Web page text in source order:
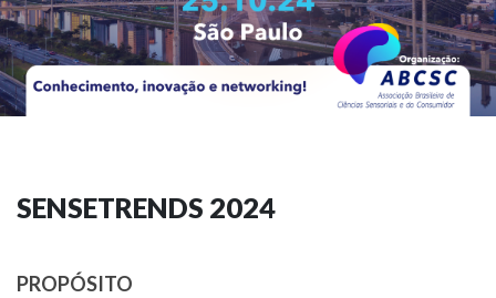
SENSETRENDS 2024
PROPÓSITO